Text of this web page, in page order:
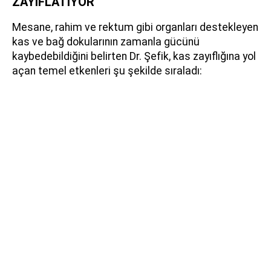
Mesane, rahim ve rektum gibi organları destekleyen
kas ve bağ dokularının zamanla gücünü
kaybedebildiğini belirten Dr. Şefik, kas zayıflığına yol
açan temel etkenleri şu şekilde sıraladı: